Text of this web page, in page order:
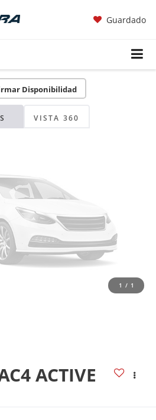
Guardado
Disponibilidad
VISTA 360
No
revise luego
1 / 1
ACTIVE